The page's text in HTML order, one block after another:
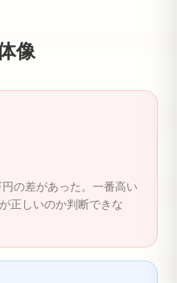
像
の差があった。一番高い
正しいのか判断できな